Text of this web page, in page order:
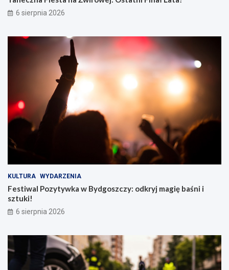
6 sierpnia 2026
KULTURA WYDARZENIA
Festiwal Pozytywka w Bydgoszczy: odkryj magię baśni i
sztuki!
6 sierpnia 2026